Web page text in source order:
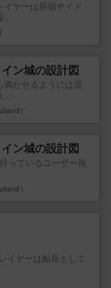
イヤーは探偵サイド
ン城の設計図
満たせるようには置
）
ン城の設計図
っているユーザー視
）
イヤーは船長として